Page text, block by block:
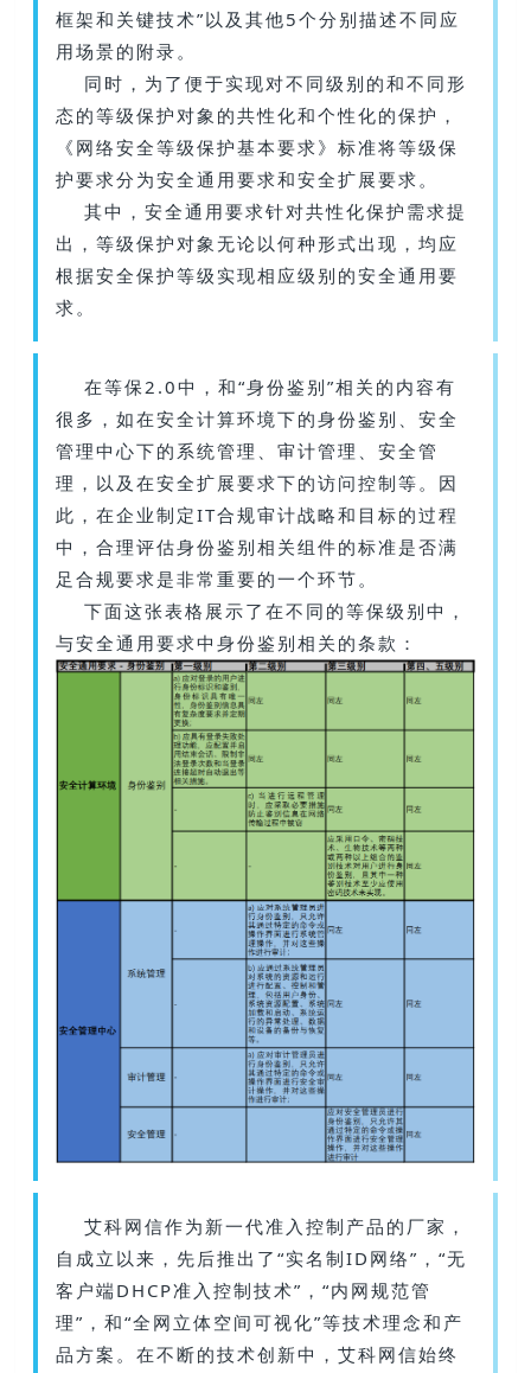
框架和关键技术”以及其他5个分别描述不同应
用场景的附录。
同时，为了便于实现对不同级别的和不同形
态的等级保护对象的共性化和个性化的保护，
《网络安全等级保护基本要求》标准将等级保
护要求分为安全通用要求和安全扩展要求。
其中，安全通用要求针对共性化保护需求提
出，等级保护对象无论以何种形式出现，均应
根据安全保护等级实现相应级别的安全通用要
求。
在等保2.0中，和“身份鉴别”相关的内容有
很多，如在安全计算环境下的身份鉴别、安全
管理中心下的系统管理、审计管理、安全管
理，以及在安全扩展要求下的访问控制等。因
此，在企业制定IT合规审计战略和目标的过程
中，合理评估身份鉴别相关组件的标准是否满
足合规要求是非常重要的一个环节。
下面这张表格展示了在不同的等保级别中，
与安全通用要求中身份鉴别相关的条款：
艾科网信作为新一代准入控制产品的厂家，
自成立以来，先后推出了“实名制ID网络”，“无
客户端DHCP准入控制技术”，“内网规范管
理”，和“全网立体空间可视化”等技术理念和产
品方案。在不断的技术创新中，艾科网信始终